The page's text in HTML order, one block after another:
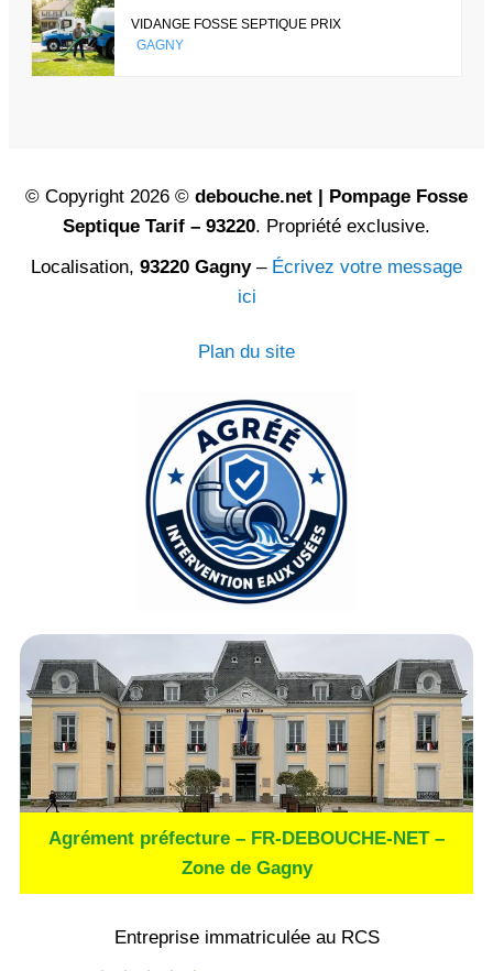
VIDANGE FOSSE SEPTIQUE PRIX
GAGNY
© Copyright 2026 © debouche.net | Pompage Fosse
Septique Tarif – 93220. Propriété exclusive.
Localisation, 93220 Gagny– Écrivez votre message
ici
Plan du site
Agrément préfecture – FR-DEBOUCHE-NET –
Zone de Gagny
Entreprise immatriculée au RCS